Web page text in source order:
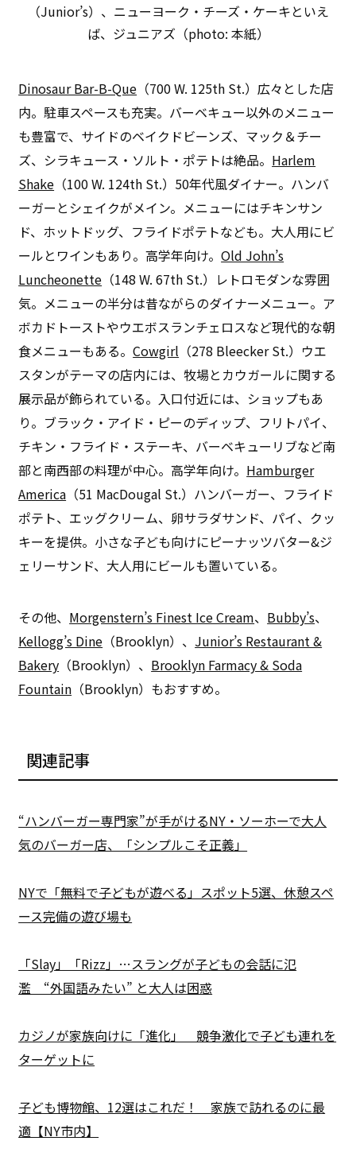
（Junior’s）、ニューヨーク・チーズ・ケーキといえ
ば、ジュニアズ（photo: 本紙）
Dinosaur Bar-B-Que （700 W. 125th St.）広々とした店
内。駐車スペースも充実。バーベキュー以外のメニュー
も豊富で、サイドのベイクドビーンズ、マック＆チー
ズ、シラキュース・ソルト・ポテトは絶品。 Harlem
Shake （100 W. 124th St.）50年代風ダイナー。ハンバ
ーガーとシェイクがメイン。メニューにはチキンサン
ド、ホットドッグ、フライドポテトなども。大人用にビ
ールとワインもあり。高学年向け。Old John’s
Luncheonette （148 W. 67th St.）レトロモダンな雰囲
気。メニューの半分は昔ながらのダイナーメニュー。ア
ボカドトーストやウエボスランチェロスなど現代的な朝
食メニューもある。Cowgirl （278 Bleecker St.）ウエ
スタンがテーマの店内には、牧場とカウガールに関する
展示品が飾られている。入口付近には、ショップもあ
り。ブラック・アイド・ピーのディップ、フリトパイ、
チキン・フライド・ステーキ、バーベキューリブなど南
部と南西部の料理が中心。高学年向け。 Hamburger
America （51 MacDougal St.）ハンバーガー、フライド
ポテト、エッグクリーム、卵サラダサンド、パイ、クッ
キーを提供。小さな子ども向けにピーナッツバター&ジ
ェリーサンド、大人用にビールも置いている。
その他、 Morgenstern’s Finest Ice Cream、 Bubby’s、
Kellogg’s Dine （Brooklyn）、 Junior’s Restaurant &
Bakery （Brooklyn）、 Brooklyn Farmacy & Soda
Fountain （Brooklyn）もおすすめ。
関連記事
“ハンバーガー専門家”が手がけるNY・ソーホーで大人
気のバーガー店、「シンプルこそ正義」
NYで「無料で子どもが遊べる」スポット5選、休憩スペ
ース完備の遊び場も
「Slay」「Rizz」…スラングが子どもの会話に氾
濫 “外国語みたい” と大人は困惑
カジノが家族向けに「進化」 競争激化で子ども連れを
ターゲットに
子ども博物館、12選はこれだ！ 家族で訪れるのに最
適【NY市内】